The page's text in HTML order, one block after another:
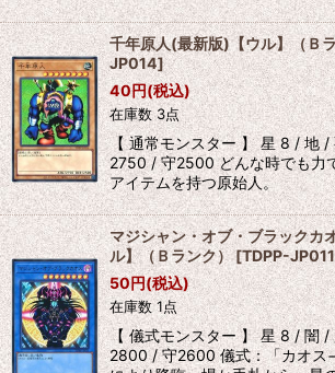
千年原人(最新版)【ウル】（Ｂ
JP014]
40円(税込)
在庫数 3点
【 通常モンスター 】 星 8 / 地 /
2750 / 守2500 どんな時でも力
アイテムを持つ原始人。
マジシャン・オブ・ブラックカ
ル】（Ｂランク）[TDPP-JP011
50円(税込)
在庫数 1点
【 儀式モンスター 】 星 8 / 闇 /
2800 / 守2600 儀式：「カオス